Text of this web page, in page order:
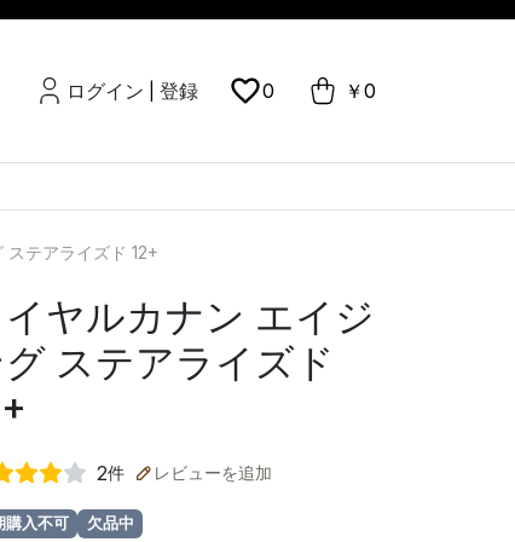
ログイン 登録 0 ￥0
ステアライズド 12+
イヤルカナン エイジ
グ ステアライズド
2件 レビューを追加
購入不可 欠品中